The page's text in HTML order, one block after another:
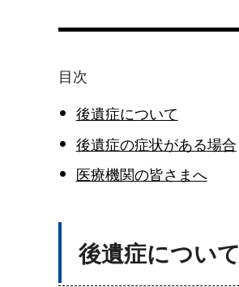
目次
後遺症について
後遺症の症状がある場合
医療機関の皆さまへ
後遺症について